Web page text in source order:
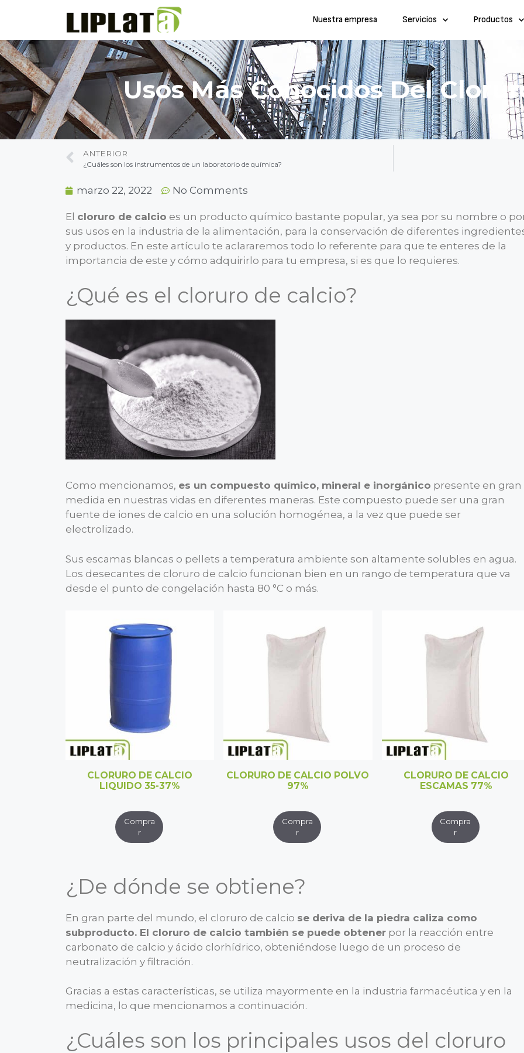
Nuestra empresa Servicios Productos
Usos Más Conocidos Del
ANTERIOR
¿Cuáles son los instrumentos de un laboratorio de química?
marzo 22, 2022 No Comments
El cloruro de calcio es un producto químico bastante popular, ya sea por su nombre o
sus usos en la industria de la alimentación, para la conservación de diferentes
y productos. En este artículo te aclararemos todo lo referente para que te enteres de la
importancia de este y cómo adquirirlo para tu empresa, si es que lo requieres.
¿Qué es el cloruro de calcio?
Como mencionamos, es un compuesto químico, mineral e inorgánico presente en gran
medida en nuestras vidas en diferentes maneras. Este compuesto puede ser una gran
fuente de iones de calcio en una solución homogénea, a la vez que puede ser
electrolizado.
Sus escamas blancas o pellets a temperatura ambiente son altamente solubles en agua.
Los desecantes de cloruro de calcio funcionan bien en un rango de temperatura que va
desde el punto de congelación hasta 80 °C o más.
CLORURO DE CALCIO
LIQUIDO 35-37%
CLORURO DE CALCIO POLVO
97%
CLORURO DE CALCIO
ESCAMAS 77%
¿De dónde se obtiene?
En gran parte del mundo, el cloruro de calcio se deriva de la piedra caliza como
subproducto. El cloruro de calcio también se puede obtener por la reacción entre
carbonato de calcio y ácido clorhídrico, obteniéndose luego de un proceso de
neutralización y filtración.
Gracias a estas características, se utiliza mayormente en la industria farmacéutica y en la
medicina, lo que mencionamos a continuación.
¿Cuáles son los principales usos del cloruro